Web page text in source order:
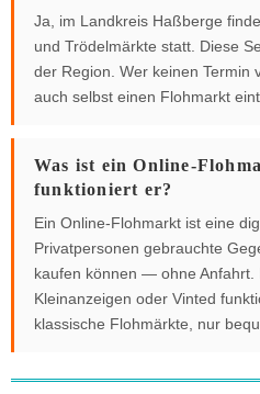
Ja, im Landkreis Haßberge
und Trödelmärkte statt. Diese
der Region. Wer keinen Termin
auch selbst einen Flohmarkt
Was ist ein Online-
funktioniert er?
Ein Online-Flohmarkt ist eine
Privatpersonen gebrauchte
kaufen können — ohne Anfahrt.
Kleinanzeigen oder Vinted
klassische Flohmärkte, nur